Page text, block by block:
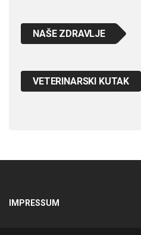
NAŠE ZDRAVLJE
VETERINARSKI KUTAK
IMPRESSUM